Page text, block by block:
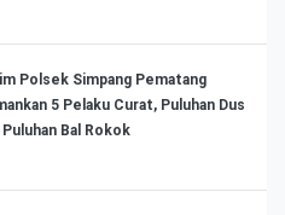
Polsek Simpang Pematang
5 Pelaku Curat, Puluhan Dus
Bal Rokok